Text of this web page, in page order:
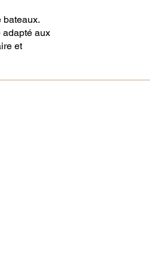
bateaux.
adapté aux
et